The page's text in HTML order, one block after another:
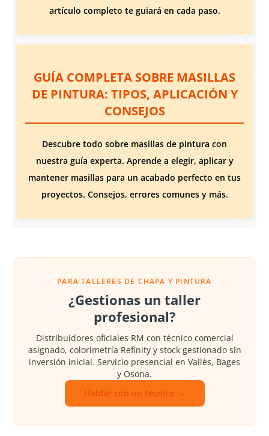
artículo completo te guiará en cada paso.
GUÍA COMPLETA SOBRE MASILLAS
DE PINTURA: TIPOS, APLICACIÓN Y
CONSEJOS
Descubre todo sobre masillas de pintura con
nuestra guía experta. Aprende a elegir, aplicar y
mantener masillas para un acabado perfecto en tus
proyectos. Consejos, errores comunes y más.
PARA TALLERES DE CHAPA Y PINTURA
¿Gestionas un taller
profesional?
Distribuidores oficiales RM con técnico comercial
asignado, colorimetría Refinity y stock gestionado sin
inversión inicial. Servicio presencial en Vallès, Bages
y Osona.
Hablar con un técnico →